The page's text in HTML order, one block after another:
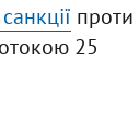
проти
25